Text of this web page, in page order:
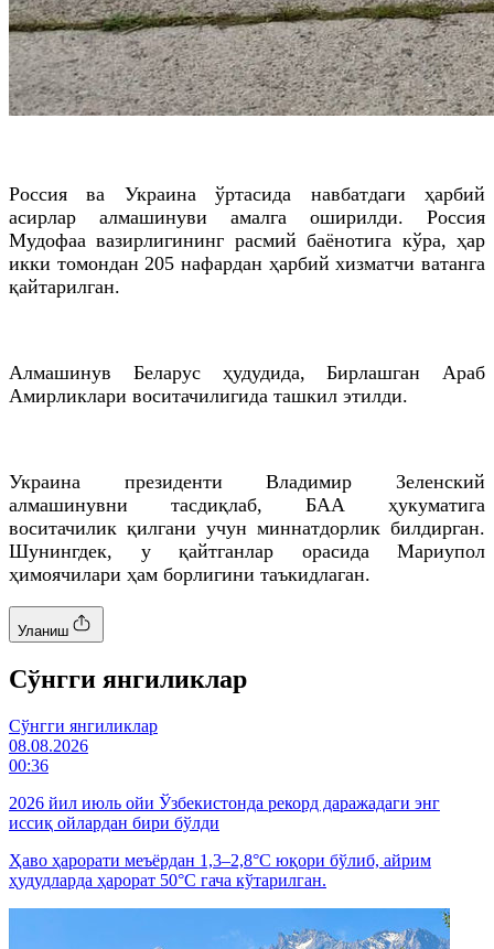
Россия ва Украина ўртасида навбатдаги ҳарбий
асирлар алмашинуви амалга оширилди. Россия
Мудофаа вазирлигининг расмий баёнотига кўра, ҳар
икки томондан 205 нафардан ҳарбий хизматчи ватанга
қайтарилган.
Алмашинув Беларус ҳудудида, Бирлашган Араб
Амирликлари воситачилигида ташкил этилди.
Украина президенти Владимир Зеленский
алмашинувни тасдиқлаб, БАА ҳукуматига
воситачилик қилгани учун миннатдорлик билдирган.
Шунингдек, у қайтганлар орасида Мариупол
ҳимоячилари ҳам борлигини таъкидлаган.
Уланиш
Cўнгги янгиликлар
Cўнгги янгиликлар
08.08.2026
00:36
2026 йил июль ойи Ўзбекистонда рекорд даражадаги энг
иссиқ ойлардан бири бўлди
Ҳаво ҳарорати меъёрдан 1,3–2,8°C юқори бўлиб, айрим
ҳудудларда ҳарорат 50°C гача кўтарилган.